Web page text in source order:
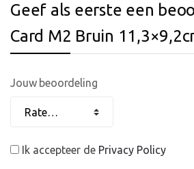
Geef als eerste een
Card M2 Bruin
Jouw beoordeling
Ik accepteer de Privacy Policy